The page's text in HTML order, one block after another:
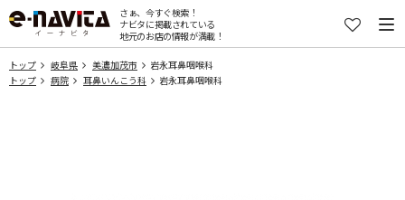
さぁ、今すぐ検索！
ナビタに掲載されている
地元のお店の情報が満載！
トップ 岐阜県 美濃加茂市
岩永耳鼻咽喉科
トップ
病院 耳鼻いんこう科 岩永耳鼻咽喉科